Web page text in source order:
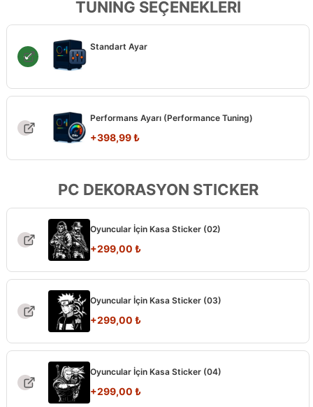
TUNING SEÇENEKLERİ
Standart Ayar
Performans Ayarı (Performance Tuning)
+398,99₺
PC DEKORASYON STICKER
Oyuncular İçin Kasa Sticker (02)
+299,00 ₺
Oyuncular İçin Kasa Sticker (03)
+299,00 ₺
Oyuncular İçin Kasa Sticker (04)
+299,00 ₺